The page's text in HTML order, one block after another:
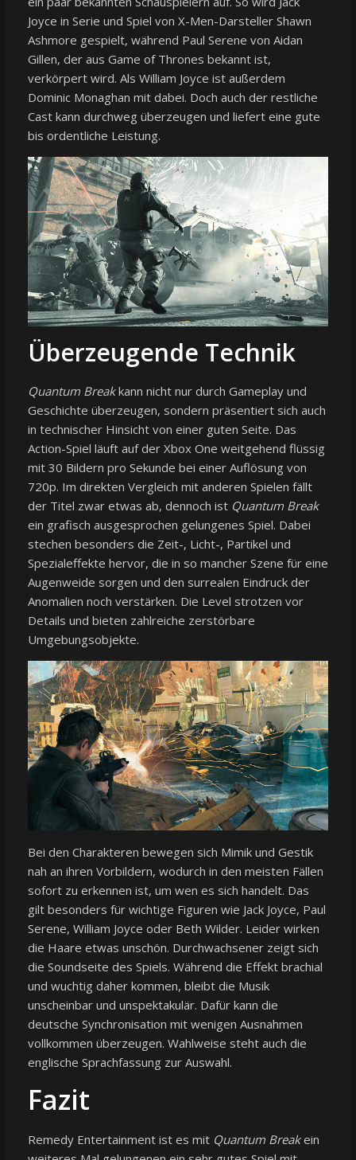
Joyce in Serie und Spiel von X-Men-Darsteller Shawn
Ashmore gespielt, während Paul Serene von Aidan
Gillen, der aus Game of Thrones bekannt ist,
verkörpert wird. Als William Joyce ist außerdem
Dominic Monaghan mit dabei. Doch auch der restliche
Cast kann durchweg überzeugen und liefert eine gute
bis ordentliche Leistung.
Überzeugende Technik
Quantum Breakkann nicht nur durch Gameplay und
Geschichte überzeugen, sondern präsentiert sich auch
in technischer Hinsicht von einer guten Seite. Das
Action-Spiel läuft auf der Xbox One weitgehend flüssig
mit 30 Bildern pro Sekunde bei einer Auflösung von
720p. Im direkten Vergleich mit anderen Spielen fällt
der Titel zwar etwas ab, dennoch ist Quantum Break
ein grafisch ausgesprochen gelungenes Spiel. Dabei
stechen besonders die Zeit-, Licht-, Partikel und
Spezialeffekte hervor, die in so mancher Szene für eine
Augenweide sorgen und den surrealen Eindruck der
Anomalien noch verstärken. Die Level strotzen vor
Details und bieten zahlreiche zerstörbare
Umgebungsobjekte.
Bei den Charakteren bewegen sich Mimik und Gestik
nah an ihren Vorbildern, wodurch in den meisten Fällen
sofort zu erkennen ist, um wen es sich handelt. Das
gilt besonders für wichtige Figuren wie Jack Joyce, Paul
Serene, William Joyce oder Beth Wilder. Leider wirken
die Haare etwas unschön. Durchwachsener zeigt sich
die Soundseite des Spiels. Während die Effekt brachial
und wuchtig daher kommen, bleibt die Musik
unscheinbar und unspektakulär. Dafür kann die
deutsche Synchronisation mit wenigen Ausnahmen
vollkommen überzeugen. Wahlweise steht auch die
englische Sprachfassung zur Auswahl.
Fazit
Remedy Entertainment ist es mit Quantum Breakein